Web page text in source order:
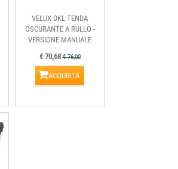
VELUX DKL TENDA
OSCURANTE A RULLO -
VERSIONE MANUALE
€ 70,68€ 76,00
ACQUISTA